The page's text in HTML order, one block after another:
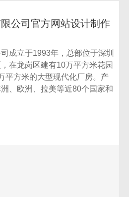
公司官方网站设计制作
成立于1993年，总部位于深圳
在龙岗区建有10万平方米花园
平方米的大型现代化厂房。产
、欧洲、拉美等近80个国家和